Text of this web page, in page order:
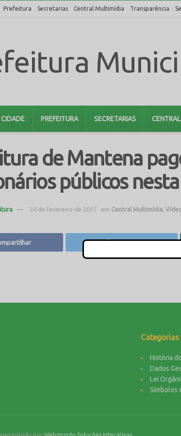
Prefeitura Secretarias Central Multimídia Transparência
PREFEITURA SECRETARIAS
de Mantena
públicos
24 de fevereiro de 2017 em Central Multimídia
Twittar
Categorias
História
Dados
Lei
Símbolos
por Webmundo Soluções Interativas